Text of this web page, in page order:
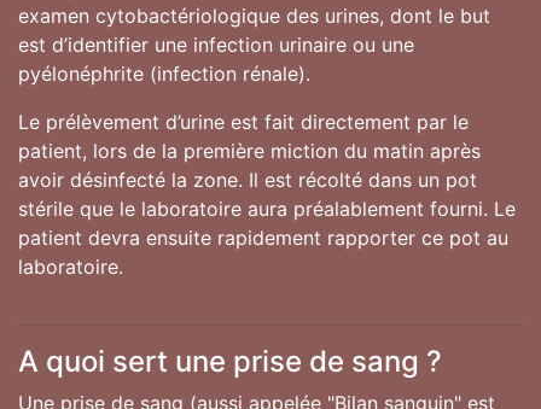
examen cytobactériologique des urines, dont le but
est d’identifier une infection urinaire ou une
pyélonéphrite (infection rénale).
Le prélèvement d’urine est fait directement par le
patient, lors de la première miction du matin après
avoir désinfecté la zone. Il est récolté dans un pot
stérile que le laboratoire aura préalablement fourni. Le
patient devra ensuite rapidement rapporter ce pot au
laboratoire.
A quoi sert une prise de sang ?
Une prise de sang (aussi appelée "Bilan sanguin" est